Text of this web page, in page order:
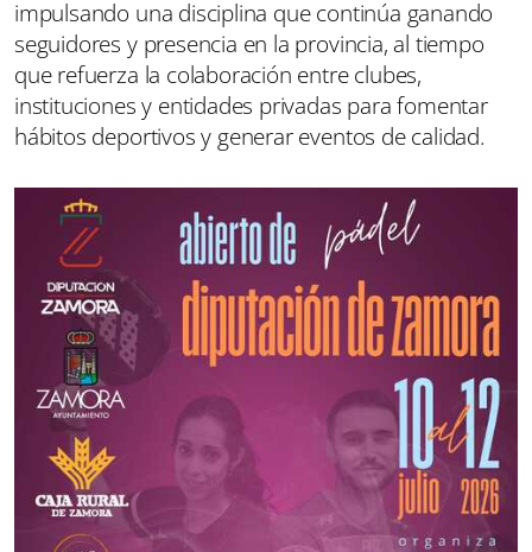
impulsando una disciplina que continúa ganando
seguidores y presencia en la provincia, al tiempo
que refuerza la colaboración entre clubes,
instituciones y entidades privadas para fomentar
hábitos deportivos y generar eventos de calidad.